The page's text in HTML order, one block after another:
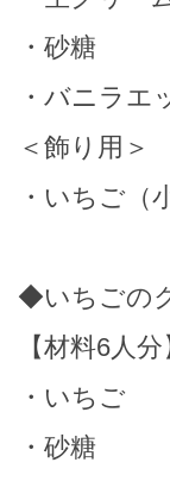
・砂
・バニラ
＜飾り用＞
・いちご
◆いちごの
【材料6人
・い
・砂